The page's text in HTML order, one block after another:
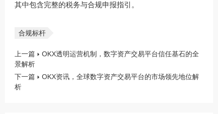
其中包含完整的税务与合规申报指引。
合规标杆
上一篇
OKX透明运营机制，数字资产交易平台信任基石的全
景解析
下一篇
OKX资讯，全球数字资产交易平台的市场领先地位解
析